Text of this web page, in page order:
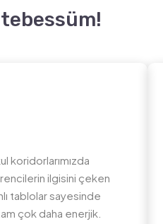
koridorlarımızda
ilgisini çeken
tablolar sayesinde
çok daha enerjik.